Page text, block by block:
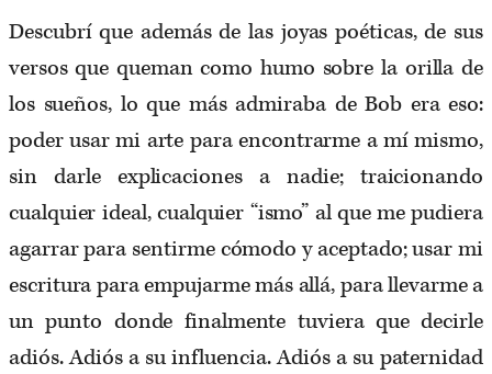
Descubrí que además de las joyas poéticas, de sus
versos que queman como humo sobre la orilla de
los sueños, lo que más admiraba de Bob era eso:
poder usar mi arte para encontrarme a mí mismo,
sin darle explicaciones a nadie; traicionando
cualquier ideal, cualquier “ismo” al que me pudiera
agarrar para sentirme cómodo y aceptado; usar mi
escritura para empujarme más allá, para llevarme a
un punto donde finalmente tuviera que decirle
adiós. Adiós a su influencia. Adiós a su paternidad